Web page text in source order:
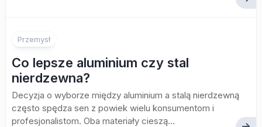
Przemysł
Co lepsze aluminium czy stal
nierdzewna?
Decyzja o wyborze między aluminium a stalą nierdzewną
często spędza sen z powiek wielu konsumentom i
profesjonalistom. Oba materiały cieszą...